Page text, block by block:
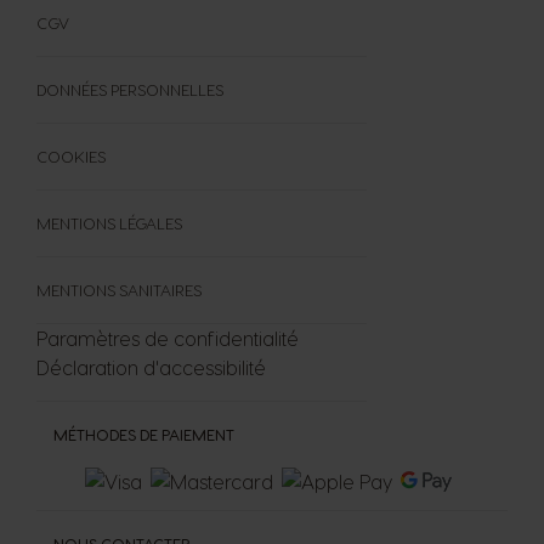
FORMULAIRE DE RÉTRACTATION
MÉTHODES DE PAIEMENT
CGV
DONNÉES PERSONNELLES
COOKIES
MENTIONS LÉGALES
MENTIONS SANITAIRES
Paramètres de confidentialité
Déclaration d'accessibilité